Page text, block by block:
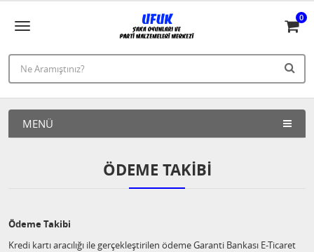
0
MENÜ
ÖDEME TAKIBI
Ödeme Takibi
Kredi kartı aracılığı ile gerçekleştirilen ödeme Garanti Bankası E-Ticaret